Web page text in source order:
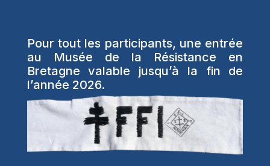
Pour tout les participants, une entrée
au Musée de la Résistance en
Bretagne valable jusqu’à la fin de
l’année 2026.